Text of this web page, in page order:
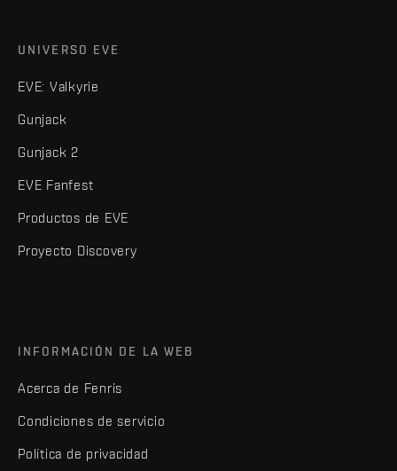
UNIVERSO EVE
EVE: Valkyrie
Gunjack
Gunjack 2
EVE Fanfest
Productos de EVE
Proyecto Discovery
INFORMACIÓN DE LA WEB
Acerca de Fenris
Condiciones de servicio
Política de privacidad